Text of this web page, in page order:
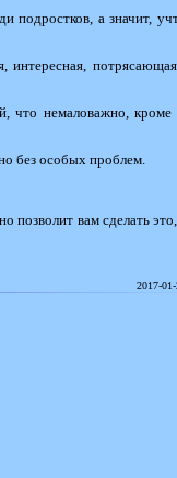
подростков, а значит,
интересная,
что немаловажно, кроме
без особых проблем.
позволит вам сделать
2017-